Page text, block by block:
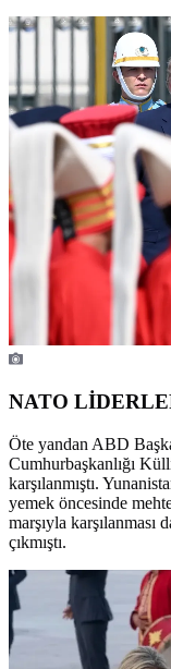
NATO
Öte yandan ABD
Cumhurbaşkanlığı
karşılanmıştı.
yemek öncesinde
marşıyla
çıkmıştı.